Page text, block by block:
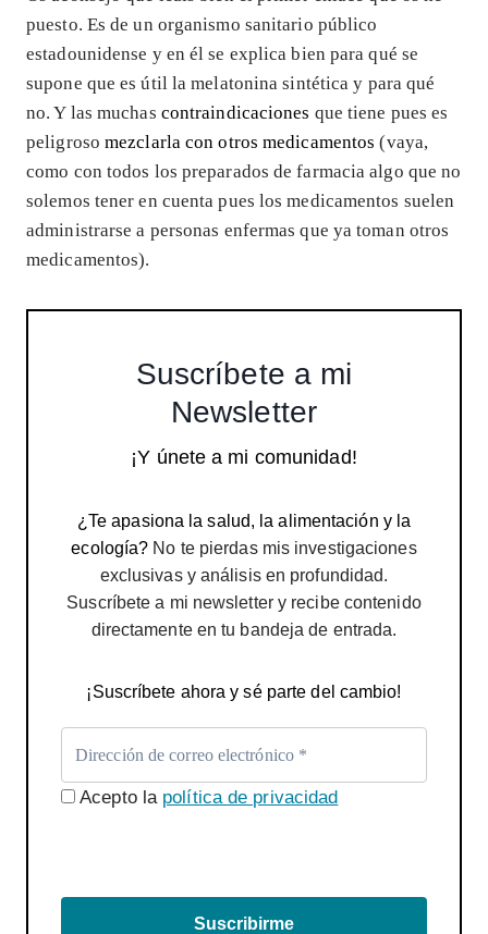
puesto. Es de un organismo sanitario público
estadounidense y en él se explica bien para qué se
supone que es útil la melatonina sintética y para qué
no. Y las muchas contraindicaciones que tiene pues es
peligrosomezclarla con otros medicamentos (vaya,
como con todos los preparados de farmacia algo que no
solemos tener en cuenta pues los medicamentos suelen
administrarse a personas enfermas que ya toman otros
medicamentos).
Suscríbete a mi
Newsletter
¡Y únete a mi comunidad!
¿Te apasiona la salud, la alimentación y la
ecología? No te pierdas mis investigaciones
exclusivas y análisis en profundidad.
Suscríbete a mi newsletter y recibe contenido
directamente en tu bandeja de entrada.
¡Suscríbete ahora y sé parte del cambio!
Acepto la política de privacidad
Suscribirme